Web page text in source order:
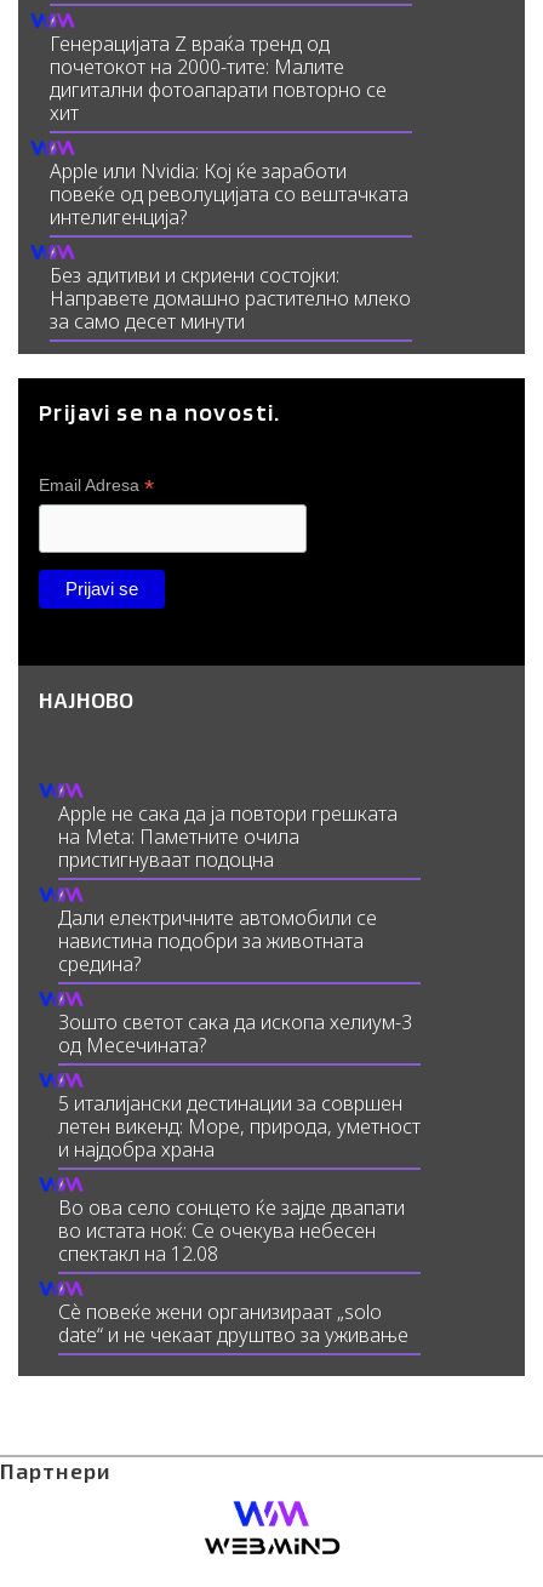
Генерацијата Z враќа тренд од
почетокот на 2000-тите: Малите
дигитални фотоапарати повторно се
хит
Apple или Nvidia: Кој ќе заработи
повеќе од револуцијата со вештачката
интелигенција?
Без адитиви и скриени состојки:
Направете домашно растително млеко
за само десет минути
Prijavi se na novosti.
Email Adresa *
НАЈНОВО
Apple не сака да ја повтори грешката
на Meta: Паметните очила
пристигнуваат подоцна
Дали електричните автомобили се
навистина подобри за животната
средина?
Зошто светот сака да ископа хелиум-3
од Месечината?
5 италијански дестинации за совршен
летен викенд: Море, природа, уметност
и најдобра храна
Во ова село сонцето ќе зајде двапати
во истата ноќ: Се очекува небесен
спектакл на 12.08
Сè повеќе жени организираат „solo
date“ и не чекаат друштво за уживање
Партнери